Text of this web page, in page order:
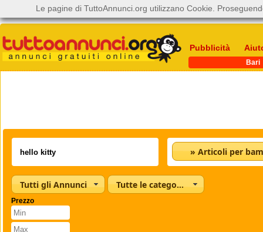
Pubblicità
Bari
» Articoli per
Tutti gli Annunci Tutte le categorie
Prezzo
Le pagine di TuttoAnnunci.org utilizzano Cookie.